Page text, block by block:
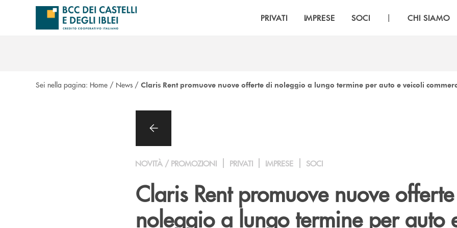
Salta al contenuto principale
PRIVATI IMPRESE SOCI | CHI SIAMO
Sei nella pagina: Home / News / Claris Rent promuove nuove offerte di noleggio a lungo termine per auto e veicoli
NOVITÀ / PROMOZIONI PRIVATI IMPRESE SOCI
Claris Rent promuove nuove
noleggio a lungo termine per auto